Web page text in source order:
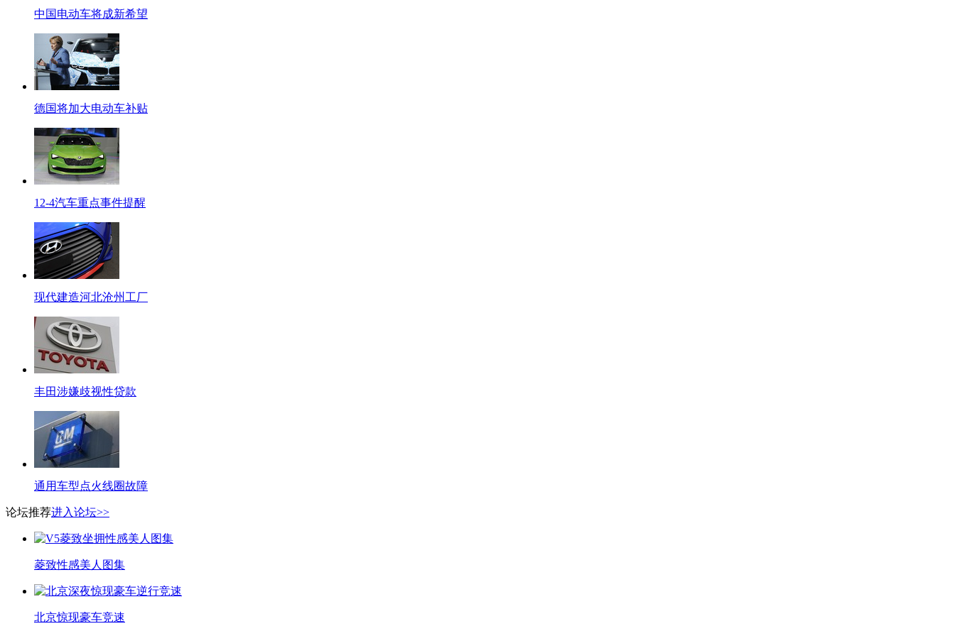
中国电动车将成新希望
德国将加大电动车补贴
12-4汽车重点事件提醒
现代建造河北沧州工厂
丰田涉嫌歧视性贷款
通用车型点火线圈故障
论坛推荐进入论坛>>
菱致性感美人图集
北京惊现豪车竞速